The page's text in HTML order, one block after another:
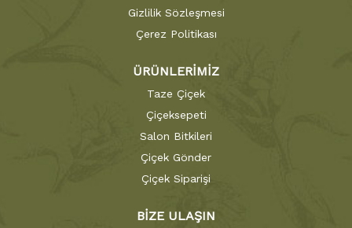
Gizlilik Sözleşmesi
Çerez Politikası
ÜRÜNLERİMİZ
Taze Çiçek
Çiçeksepeti
Salon Bitkileri
Çiçek Gönder
Çiçek Siparişi
BİZE ULAŞIN